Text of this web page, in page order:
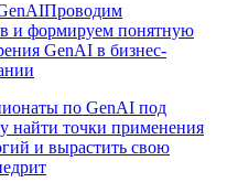
Проводим
и формируем понятную
GenAI в бизнес-
по GenAI под
найти точки применения
и вырастить свою